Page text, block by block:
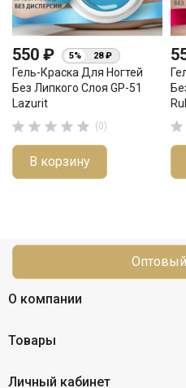
550 ₽ 5% 28 ₽
Гель-Краска Для Ногтей
Без Липкого Слоя GP-51
Lazurit
     (0)
В корзину

О компании
Товары
Личный кабинет